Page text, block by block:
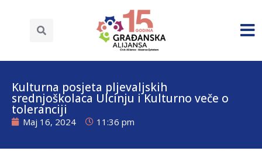
Kulturna posjeta pljevaljskih
srednjoškolaca Ulcinju i Kulturno veče o
toleranciji
Maj 16, 2024 11:36 pm